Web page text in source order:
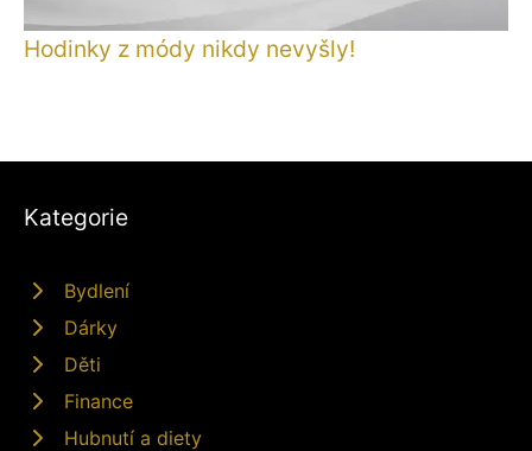
Hodinky z módy nikdy nevyšly!
Kategorie
Bydlení
Dárky
Děti
Finance
Hubnutí a diety